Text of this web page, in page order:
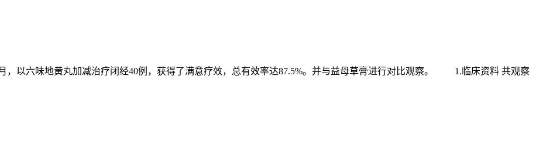
月，以六味地黄丸加减治疗闭经40例，获得了满意疗效，总有效率达87.5%。并与益母草膏进行对比观察。 1.临床资料 共观察